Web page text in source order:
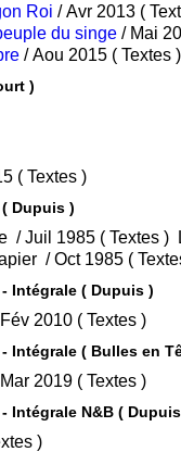
Roi / Avr
du singe
/ Aou 2015 ( Textes )
( Delcourt )
/ Sep 2015 ( Textes )
Dupuis )
• Tome 1 : L'ombre qui tue / Juil 1985 ( Textes )
• Tome 2 : Les êtres de papier /
Intégrale ( Dupuis )
• Tome 1 : Tomes 1 à 3 / Fév 2010 ( Textes )
Intégrale ( Bulles en
• Tome 1 : Tomes 1 à 3 / Mar 2019 ( Textes )
Intégrale N&B (
Sep 2007 ( Textes )